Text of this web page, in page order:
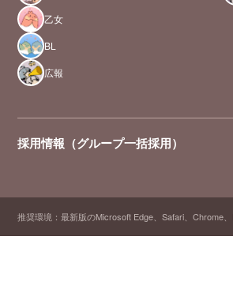
乙女
BL
広報
採用情報（グループ一括採用）
推奨環境：最新版のMicrosoft Edge、Safari、Chrome